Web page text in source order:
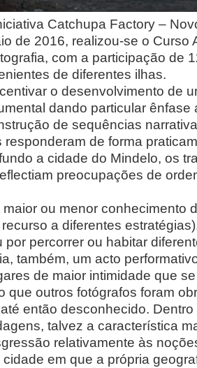
Catchupa Factory –
de 2016, realizou-se o Curso
com a participação de
de diferentes ilhas.
o desenvolvimento de
dando particular ênfase
de sequências
responderam de forma
a cidade do Mindelo, os
preocupações de
ou menor conhecimento
a diferentes
por percorrer ou habitar
também, um acto
de maior intimidade que
que outros fotógrafos foram
então desconhecido.
talvez a característica
relativamente às
cidade em que a própria